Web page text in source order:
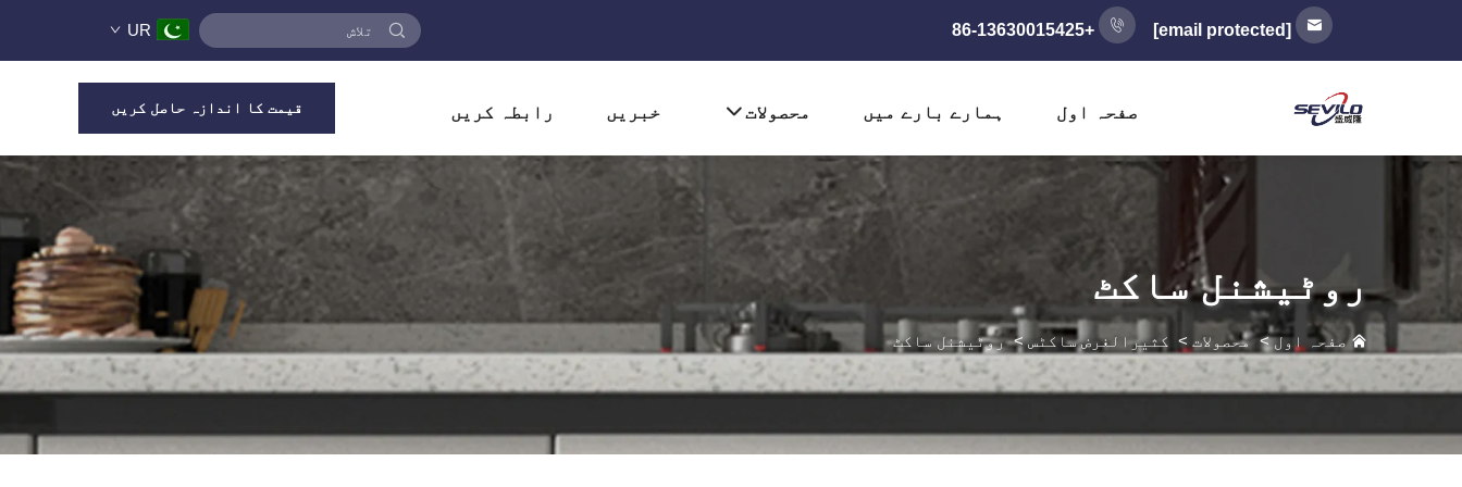
[email protected]
+86-13630015425
UR
صفحہ اول ہمارے بارے میں محصولات خبریں رابطہ کریں قیمت کا اندازہ حاصل کریں
روٹیشنل ساکٹ
صفحہ اول>محصولات > کثیرالغرض ساکٹس>روٹیشنل ساکٹ